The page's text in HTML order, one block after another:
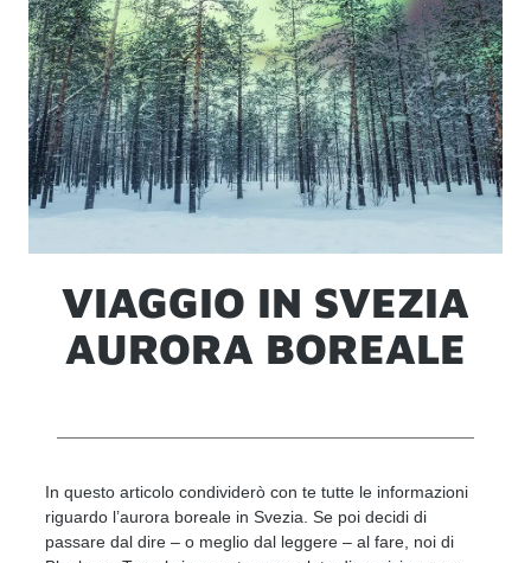
VIAGGIO IN SVEZIA
AURORA BOREALE
In questo articolo condividerò con te tutte le informazioni
riguardo l’aurora boreale in Svezia. Se poi decidi di
passare dal dire – o meglio dal leggere – al fare, noi di